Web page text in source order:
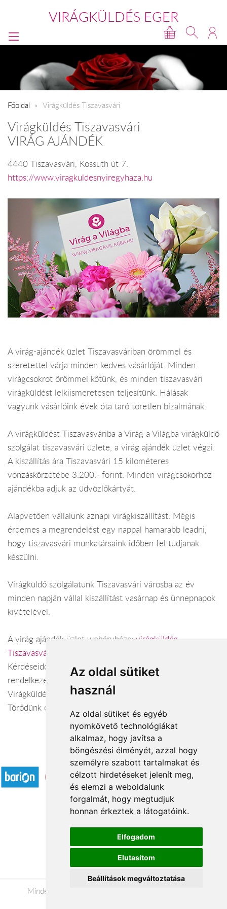
Az oldal sütiket
használ
Az oldal sütiket és egyéb
nyomkövető technológiákat
alkalmaz, hogy javítsa a
böngészési élményét, azzal hogy
személyre szabott tartalmakat és
célzott hirdetéseket jelenít meg,
és elemzi a weboldalunk
forgalmát, hogy megtudjuk
honnan érkeztek a látogatóink.
Elfogadom
Elutasítom
Beállítások megváltoztatása
VIRÁGKÜLDÉS EGER
Főoldal Virágküldés Tiszavasvári
Virágküldés Tiszavasvári
VIRÁG AJÁNDÉK
4440 Tiszavasvári, Kossuth út 7.
https://www.viragkuldesnyiregyhaza.hu
A virág-ajándék üzlet Tiszavasváriban örömmel és
szeretettel várja minden kedves vásárlóját. Minden
virágcsokrot örömmel kötünk, és minden tiszavasvári
virágküldést lelkiismeretesen teljesítünk. Hálásak
vagyunk vásárlóink évek óta taró töretlen bizalmának.
A virágküldést Tiszavasváriba a Virág a Világba virágküldő
szolgálat tiszavasvári üzlete, a virág ajándék üzlet végzi.
A kiszállítás ára Tiszavasvári 15 kilométeres
vonzáskörzetébe 3.200.- forint. Minden virágcsokorhoz
ajándékba adjuk az üdvözlőkártyát.
Alapvetően vállalunk aznapi virágkiszállítást. Mégis
érdemes a megrendelést egy nappal hamarabb leadni,
hogy tiszavasvári munkatársaink időben fel tudjanak
készülni.
Virágküldő szolgálatunk Tiszavasvári városba az év
minden napján vállal kiszállítást vasárnap és ünnepnapok
kivételével.
A virág ajándék üzlet webáruháza: virágküldés
Tiszavasvári
Kérdéseiddel kapcsolatban örömmel állunk
rendelkezésedre.
Virágküldés Tiszavasvári
Törődünk egymással
Elfogadott fizetési módok
Á.SZ.F.
Impresszum
Adatkezelési tájékoztató
Minden jog fenntartva © 2026 |